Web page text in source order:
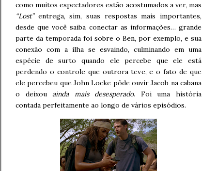
como muitos espectadores estão acostumados a ver, mas
“Lost”entrega, sim, suas respostas mais importantes,
desde que você saiba conectar as informações… grande
parte da temporada foi sobre o Ben, por exemplo, e sua
conexão com a ilha se esvaindo, culminando em uma
espécie de surto quando ele percebe que ele está
perdendo o controle que outrora teve, e o fato de que
ele percebeu que John Locke pôde ouvir Jacob na cabana
o deixouainda mais desesperado. Foi uma história
contada perfeitamente ao longo de vários episódios.